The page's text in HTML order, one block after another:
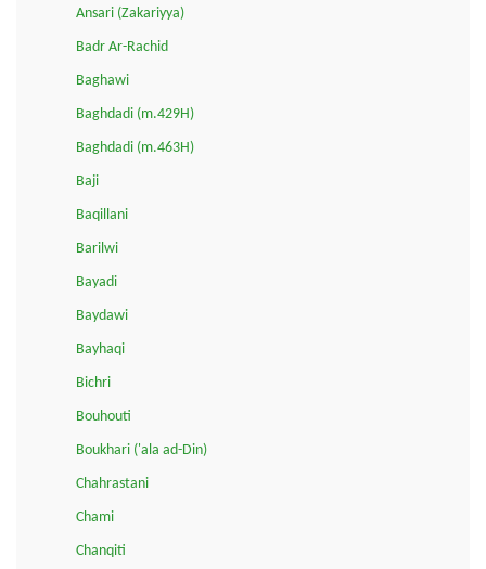
Ansari (Zakariyya)
Badr Ar-Rachid
Baghawi
Baghdadi (m.429H)
Baghdadi (m.463H)
Baji
Baqillani
Barilwi
Bayadi
Baydawi
Bayhaqi
Bichri
Bouhouti
Boukhari ('ala ad-Din)
Chahrastani
Chami
Chanqiti